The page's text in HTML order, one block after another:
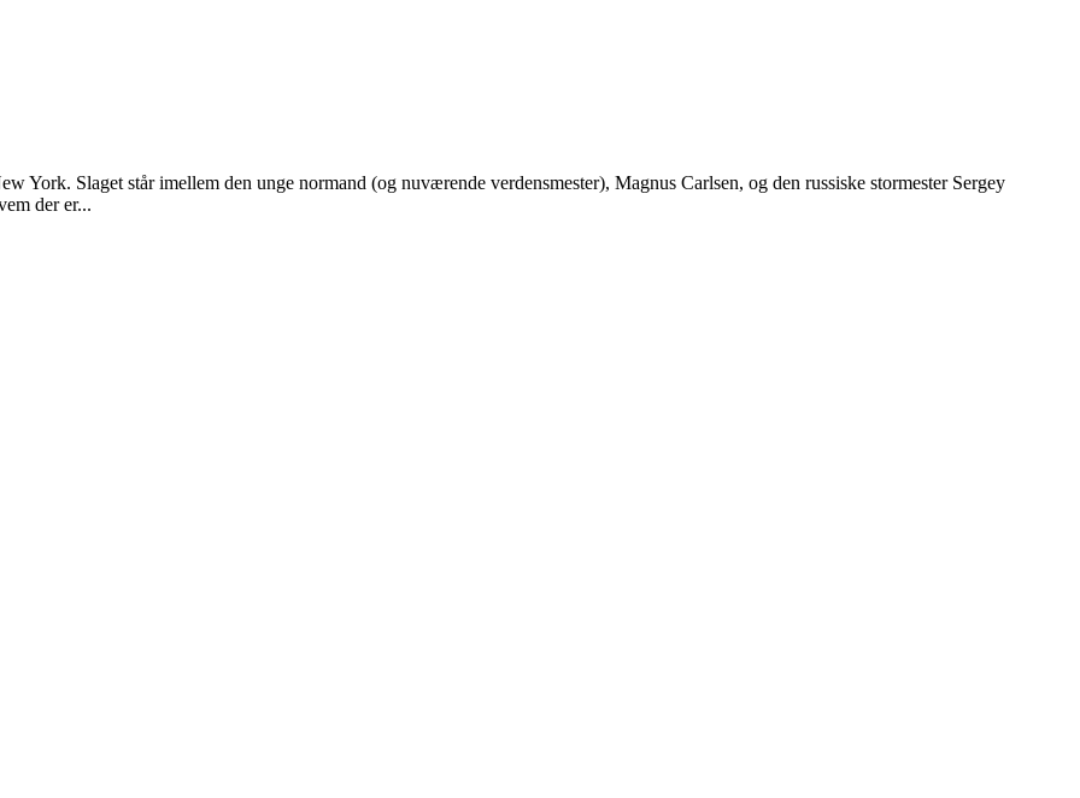
York. Slaget står imellem den unge normand (og nuværende verdensmester), Magnus Carlsen, og den russiske stormester Sergey
der er...